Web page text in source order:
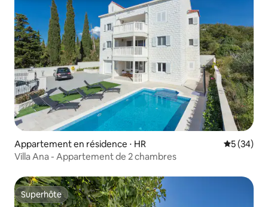
Appartement en résidence ⋅ HR
5 (34)
Villa Ana - Appartement de 2 chambres
Superhôte
Superhôte